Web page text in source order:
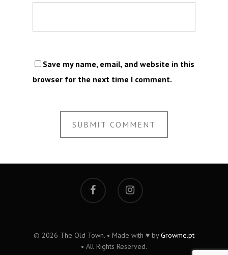
Save my name, email, and website in this
browser for the next time I comment.
© 2026 The Old Town. • Made with ♥ byGrowme.pt
• All Rights Reserved.